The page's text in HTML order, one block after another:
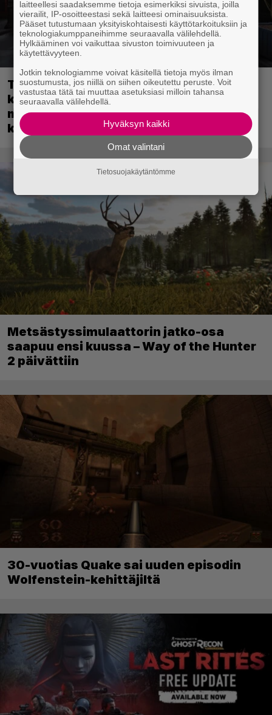
Tulevassa ajopelissä voi kokea
kyytipalveluyrittäjän arjen – jokaisella
matkustajalla on oma hulvaton,
koskettava tai outo tarinansa
Metsästyssimulaattorin jatko-osa
saapuu ensi kuussa – Way of the Hunter
2 päivättiin
30-vuotias Quake sai uuden episodin
Wolfenstein-kehittäjiltä
laitteellesi saadaksemme tietoja esimerkiksi sivuista, joilla
vierailit, IP-osoitteestasi sekä laitteesi ominaisuuksista.
Pääset tutustumaan yksityiskohtaisesti käyttötarkoituksiin ja
teknologiakumppaneihimme seuraavalla välilehdellä.
Hylkääminen voi vaikuttaa sivuston toimivuuteen ja
käytettävyyteen.
Jotkin teknologiamme voivat käsitellä tietoja myös ilman
suostumusta, jos niillä on siihen oikeutettu peruste. Voit
vastustaa tätä tai muuttaa asetuksiasi milloin tahansa
seuraavalla välilehdellä.
Hyväksyn kaikki
Omat valintani
Tietosuojakäytäntömme